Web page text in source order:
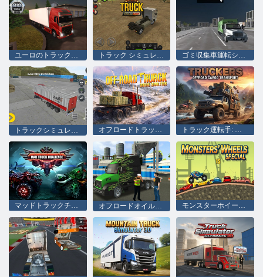
トラックシミュレーター 17 オフロードトラック運転シミュレーター トラック運転手: オフロード貨物輸送
マッドトラックチャレンジ オフロードオイルタンカートランスポータートラックシミュレーター モンスターホイールスペシャル